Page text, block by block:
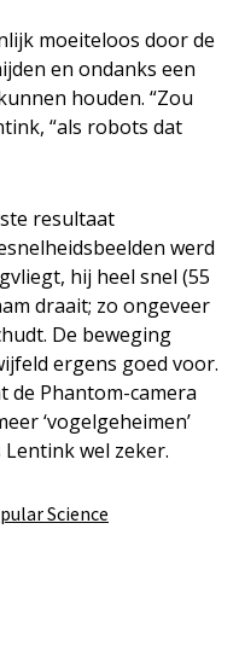
moeiteloos door de
en ondanks een
houden. “Zou
“als robots dat
resultaat
werd
hij heel snel (55
draait; zo ongeveer
De beweging
ergens goed voor.
de Phantom-camera
‘vogelgeheimen’
wel zeker.
Science